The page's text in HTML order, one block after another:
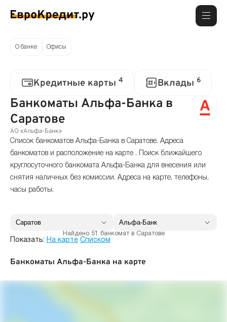
О банке Офисы
Кредитные карты 4 Вклады 6
Банкоматы Альфа-Банка в
Саратове
АО «Альфа-Банк»
Список банкоматов Альфа-Банка в Саратове. Адреса
банкоматов и расположение на карте . Поиск ближайшего
круглосуточного банкомата Альфа-Банка для внесения или
снятия наличных без комиссии. Адреса на карте, телефоны,
часы работы.
Найдено 51 банкомат в Саратове
Показать: На карте Списком
Банкоматы Альфа-Банка на карте